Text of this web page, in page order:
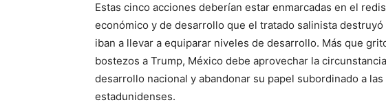
Estas cinco acciones deberían estar enmarcadas en el
económico y de desarrollo que el tratado salinista destruyó
iban a llevar a equiparar niveles de desarrollo. Más que
bostezos a Trump, México debe aprovechar la
desarrollo nacional y abandonar su papel subordinado a
estadunidenses.